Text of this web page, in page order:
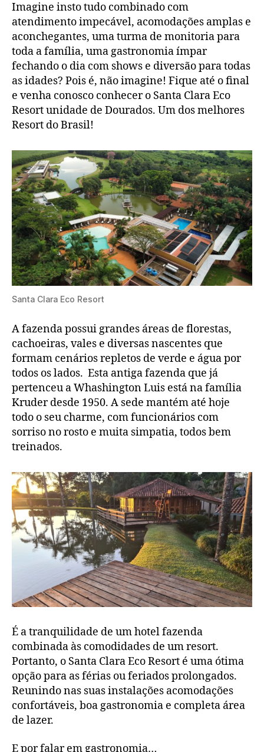
Imagine insto tudo combinado com
atendimento impecável, acomodações amplas e
aconchegantes, uma turma de monitoria para
toda a família, uma gastronomia ímpar
fechando o dia com shows e diversão para todas
as idades? Pois é, não imagine! Fique até o final
e venha conosco conhecer o Santa Clara Eco
Resort unidade de Dourados. Um dos melhores
Resort do Brasil!
Santa Clara Eco Resort
A fazenda possui grandes áreas de florestas,
cachoeiras, vales e diversas nascentes que
formam cenários repletos de verde e água por
todos os lados. Esta antiga fazenda que já
pertenceu a Whashington Luis está na família
Kruder desde 1950. A sede mantém até hoje
todo o seu charme, com funcionários com
sorriso no rosto e muita simpatia, todos bem
treinados.
É a tranquilidade de um hotel fazenda
combinada às comodidades de um resort.
Portanto, o Santa Clara Eco Resort é uma ótima
opção para as férias ou feriados prolongados.
Reunindo nas suas instalações acomodações
confortáveis, boa gastronomia e completa área
de lazer.
E por falar em gastronomia…